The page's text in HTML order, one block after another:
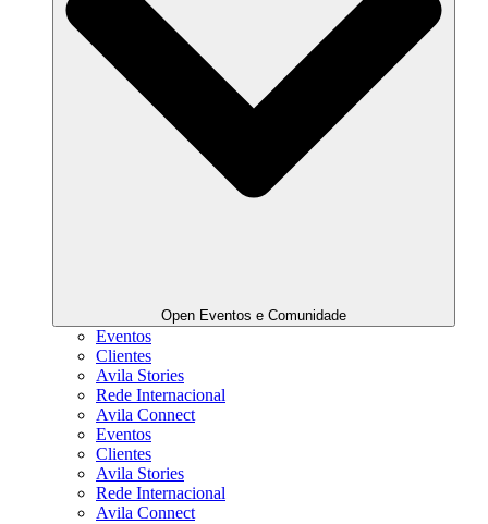
Open Eventos e Comunidade
Eventos
Clientes
Avila Stories
Rede Internacional
Avila Connect
Eventos
Clientes
Avila Stories
Rede Internacional
Avila Connect